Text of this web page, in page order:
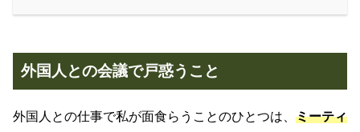
外国人との会議で戸惑うこと
外国人との仕事で私が面食らうことのひとつは、 ミーティ